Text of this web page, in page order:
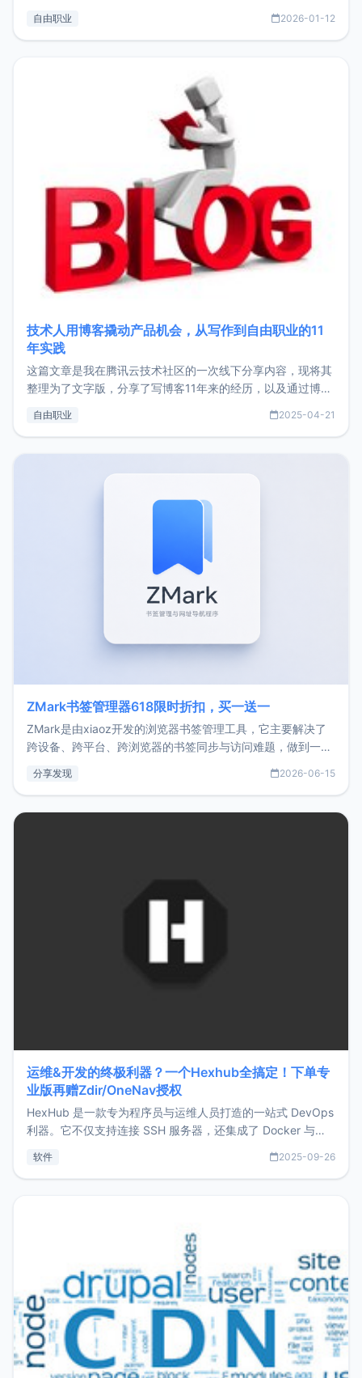
收入下降20%，但却过得很充实，2026年不求突破，但求保
自由职业 2026-01-12
技术人用博客撬动产品机会，从写作到自由职业的11
年实践
这篇文章是我在腾讯云技术社区的一次线下分享内容，现将其
整理为了文字版，分享了写博客11年来的经历，以及通过博客
了我的首个产品ImgURL的真实数据和产品现状。自我介绍大
自由职业 2025-04-21
ZMark书签管理器618限时折扣，买一送一
ZMark是由xiaoz开发的浏览器书签管理工具，它主要解决了
跨设备、跨平台、跨浏览器的书签同步与访问难题，做到一处
用，让管理更高效。ZMark官网地址：
分享发现 2026-06-15
运维&开发的终极利器？一个Hexhub全搞定！下单专
业版再赠Zdir/OneNav授权
HexHub 是一款专为程序员与运维人员打造的一站式 DevOps
利器。它不仅支持连接 SSH 服务器，还集成了 Docker 与常
件间频繁切换，仅凭 HexHub 即可同时搞定运维与数据库操
软件 2025-09-26